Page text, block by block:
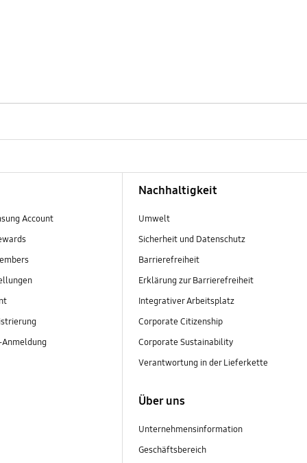
Account
Nachhaltigkeit
Umwelt
Sicherheit und Datenschutz
Barrierefreiheit
Erklärung zur Barrierefreiheit
Integrativer Arbeitsplatz
Corporate Citizenship
Corporate Sustainability
Verantwortung in der Lieferkette
Über uns
Unternehmensinformation
Geschäftsbereich